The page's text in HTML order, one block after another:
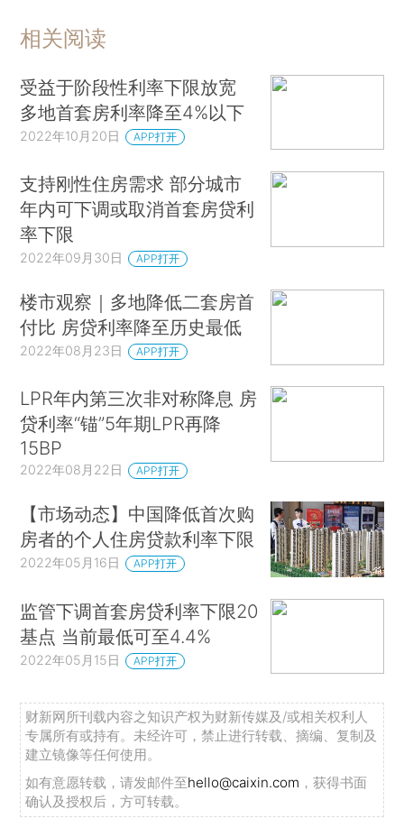
相关阅读
受益于阶段性利率下限放宽
多地首套房利率降至4%以下
2022年10月20日 APP打开
支持刚性住房需求 部分城市
年内可下调或取消首套房贷利
率下限
2022年09月30日 APP打开
楼市观察｜多地降低二套房首
付比 房贷利率降至历史最低
2022年08月23日 APP打开
LPR年内第三次非对称降息 房
贷利率“锚”5年期LPR再降
15BP
2022年08月22日 APP打开
【市场动态】中国降低首次购
房者的个人住房贷款利率下限
2022年05月16日 APP打开
监管下调首套房贷利率下限20
基点 当前最低可至4.4%
2022年05月15日 APP打开
财新网所刊载内容之知识产权为财新传媒及/或相关权利人
专属所有或持有。未经许可，禁止进行转载、摘编、复制及
建立镜像等任何使用。
如有意愿转载，请发邮件至hello@caixin.com ，获得书面
确认及授权后，方可转载。